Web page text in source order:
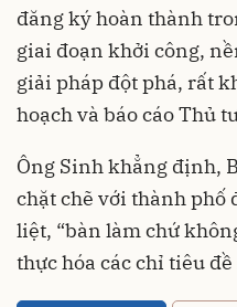
đăng ký hoàn thành
giai đoạn khởi công,
giải pháp đột phá, rất
hoạch và báo cáo Thủ
Ông Sinh khẳng định,
chặt chẽ với thành phố
liệt, “bàn làm chứ
thực hóa các chỉ tiêu đề